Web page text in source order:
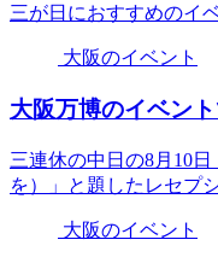
三が日におすすめのイ
大阪のイベント
大阪万博のイベント
三連休の中日の8月10
を）」と題したレセプ
大阪のイベント